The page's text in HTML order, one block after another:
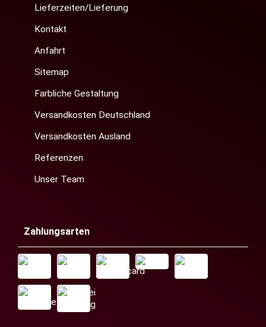
Lieferzeiten/Lieferung
Kontakt
Anfahrt
Sitemap
Farbliche Gestaltung
Versandkosten Deutschland
Versandkosten Ausland
Referenzen
Unser Team
Zahlungsarten